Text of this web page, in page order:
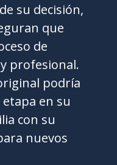
su decisión,
que
de
profesional.
podría
en su
con su
nuevos